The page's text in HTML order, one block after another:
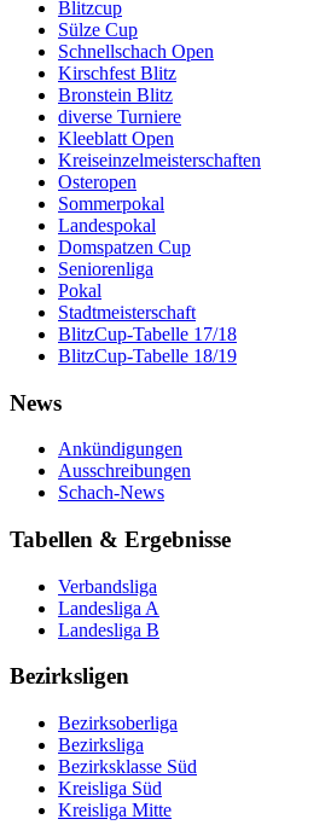
Blitzcup
Sülze Cup
Schnellschach Open
Kirschfest Blitz
Bronstein Blitz
diverse Turniere
Kleeblatt Open
Kreiseinzelmeisterschaften
Osteropen
Sommerpokal
Landespokal
Domspatzen Cup
Seniorenliga
Pokal
Stadtmeisterschaft
BlitzCup-Tabelle 17/18
BlitzCup-Tabelle 18/19
News
Ankündigungen
Ausschreibungen
Schach-News
Tabellen & Ergebnisse
Verbandsliga
Landesliga A
Landesliga B
Bezirksligen
Bezirksoberliga
Bezirksliga
Bezirksklasse Süd
Kreisliga Süd
Kreisliga Mitte